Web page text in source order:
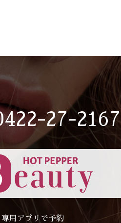
27-2167
専用アプリで予約